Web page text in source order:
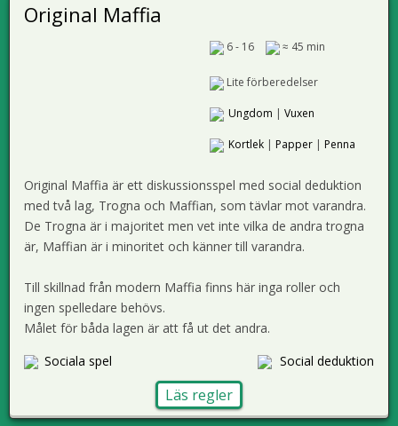
Original Maffia
6 - 16 ≈ 45 min
Lite förberedelser
Ungdom | Vuxen
Kortlek| Papper| Penna
Original Maffia är ett diskussionsspel med social deduktion
med två lag, Trogna och Maffian, som tävlar mot varandra.
De Trogna är i majoritet men vet inte vilka de andra trogna
är, Maffian är i minoritet och känner till varandra.
Till skillnad från modern Maffia finns här inga roller och
ingen spelledare behövs.
Målet för båda lagen är att få ut det andra.
Sociala spel
Social deduktion
Läs regler